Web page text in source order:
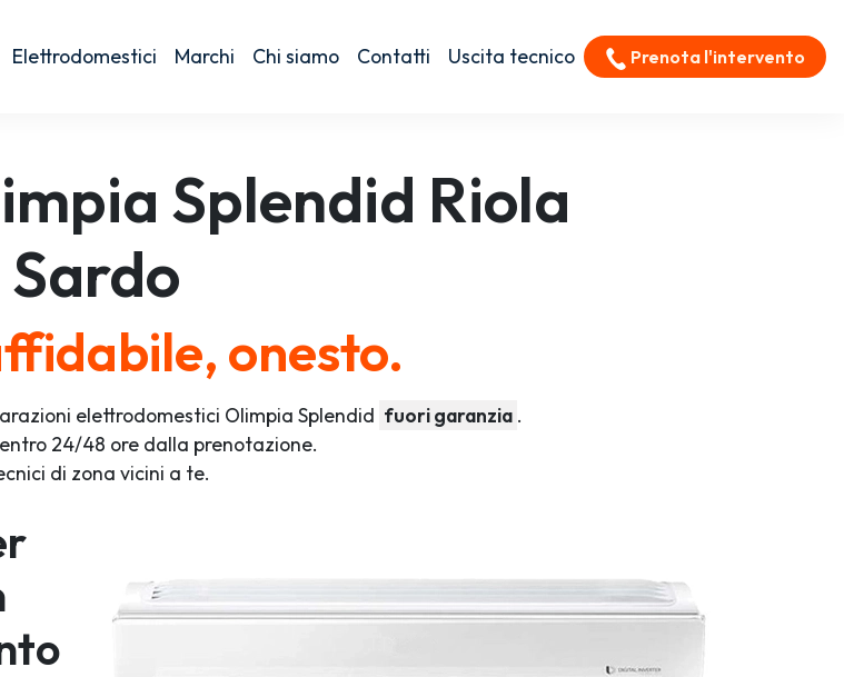
Elettrodomestici Marchi Chi siamo Contatti Uscita tecnico Prenota l'intervento
Splendid Riola
Sardo
onesto.
elettrodomestici Olimpia Splendid fuori garanzia .
24/48 ore dalla prenotazione.
di zona vicini a te.